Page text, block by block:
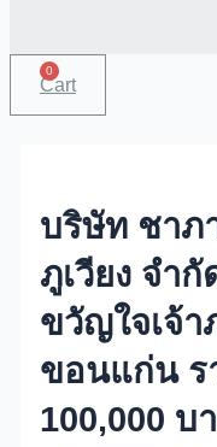
0
Cart
บริษัท ชาภ
ภูเวียง จำ
ขวัญใจเจ้
ขอนแก่น ร
100,000 บ